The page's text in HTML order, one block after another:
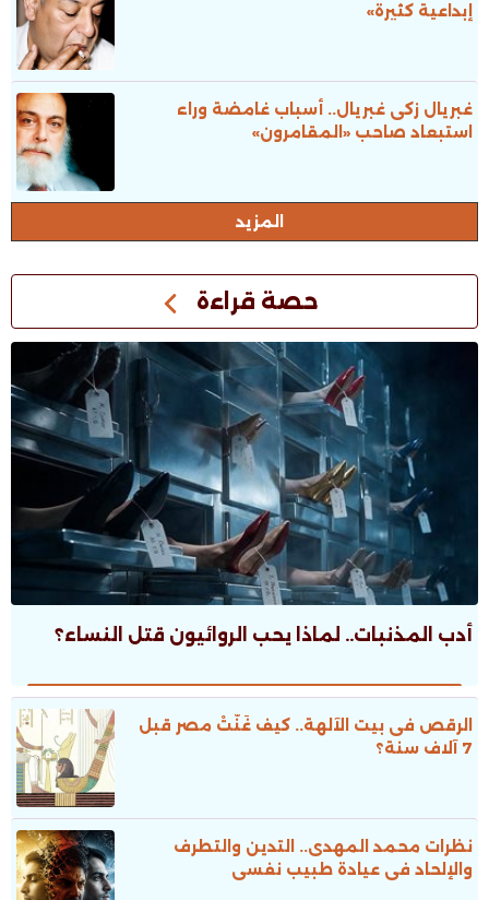
إبداعية كثيرة»
غبريال زكى غبريال.. أسباب غامضة وراء
استبعاد صاحب «المقامرون»
المزيد
حصة قراءة
أدب المذنبات.. لماذا يحب الروائيون قتل النساء؟
الرقص فى بيت الآلهة.. كيف غَنَّتْ مصر قبل
7 آلاف سنة؟
نظرات محمد المهدى.. التدين والتطرف
والإلحاد فى عيادة طبيب نفسى